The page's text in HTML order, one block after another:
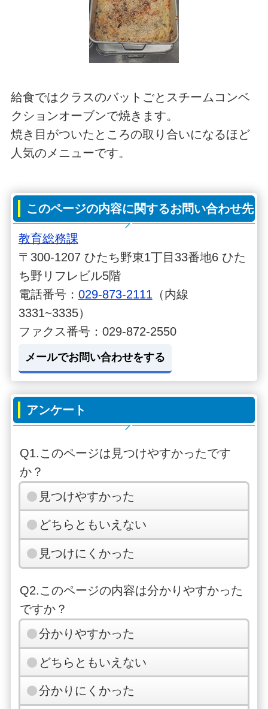
給食ではクラスのバットごとスチームコンベ
クションオーブンで焼きます。
焼き目がついたところの取り合いになるほど
人気のメニューです。
このページの内容に関するお問い合わせ先
教育総務課
〒300-1207 ひたち野東1丁目33番地6 ひた
ち野リフレビル5階
電話番号： 029-873-2111 （内線
3331~3335）
ファクス番号：029-872-2550
メールでお問い合わせをする
アンケート
Q1.このページは見つけやすかったです
か？
見つけやすかった
どちらともいえない
見つけにくかった
Q2.このページの内容は分かりやすかった
ですか？
分かりやすかった
どちらともいえない
分かりにくかった